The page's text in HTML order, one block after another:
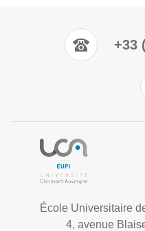
+33
École Universitaire
4, avenue